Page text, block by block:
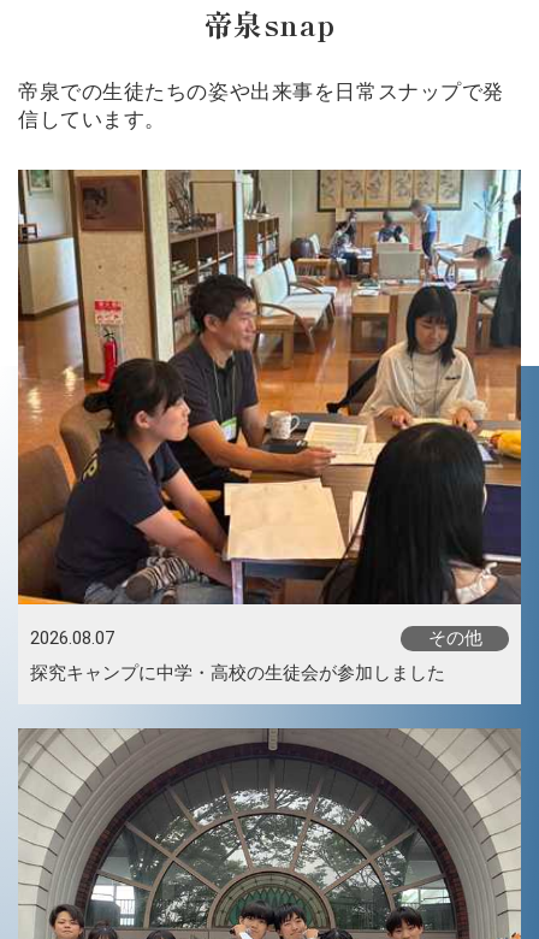
帝泉snap
帝泉での生徒たちの姿や出来事を日常スナップで発
信しています。
2026.08.07
その他
探究キャンプに中学・高校の生徒会が参加しました